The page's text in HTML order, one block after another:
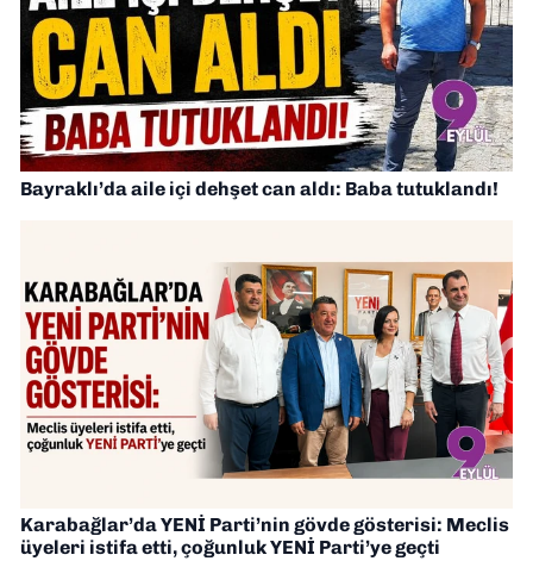
Bayraklı’da aile içi dehşet can aldı: Baba tutuklandı!
Karabağlar’da YENİ Parti’nin gövde gösterisi: Meclis
üyeleri istifa etti, çoğunluk YENİ Parti’ye geçti